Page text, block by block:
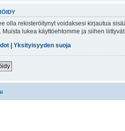
olla rekisteröitynyt voidaksesi kirjautua
Muista lukea käyttöehtomme ja siihen
Yksityisyyden suoja